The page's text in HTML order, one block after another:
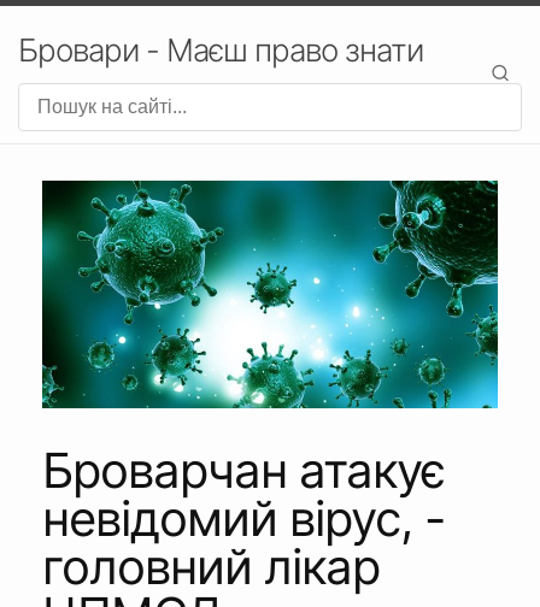
Бровари - Маєш право знати
Броварчан атакує
невідомий вірус, -
головний лікар